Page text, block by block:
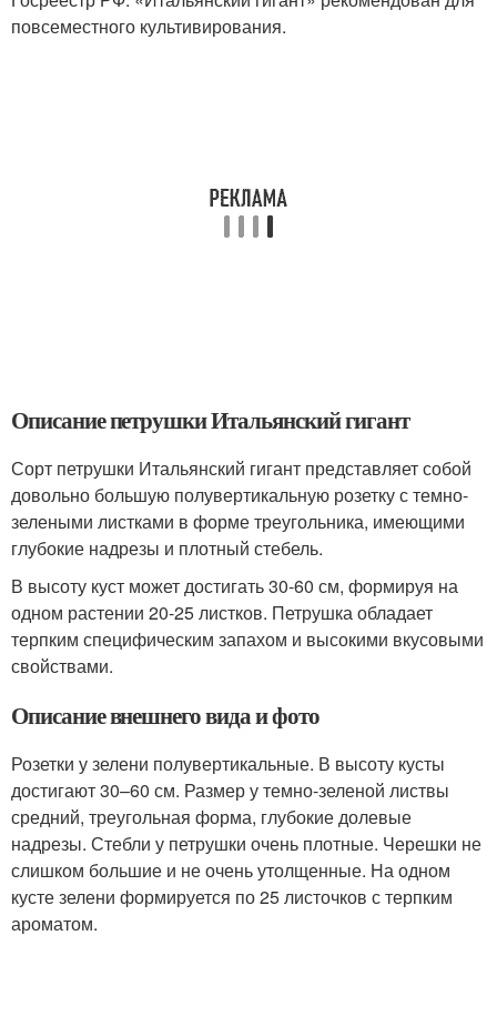
повсеместного культивирования.
Описание петрушки Итальянский гигант
Сорт петрушки Итальянский гигант представляет собой
довольно большую полувертикальную розетку с темно-
зелеными листками в форме треугольника, имеющими
глубокие надрезы и плотный стебель.
В высоту куст может достигать 30-60 см, формируя на
одном растении 20-25 листков. Петрушка обладает
терпким специфическим запахом и высокими вкусовыми
свойствами.
Описание внешнего вида и фото
Розетки у зелени полувертикальные. В высоту кусты
достигают 30–60 см. Размер у темно-зеленой листвы
средний, треугольная форма, глубокие долевые
надрезы. Стебли у петрушки очень плотные. Черешки не
слишком большие и не очень утолщенные. На одном
кусте зелени формируется по 25 листочков с терпким
ароматом.